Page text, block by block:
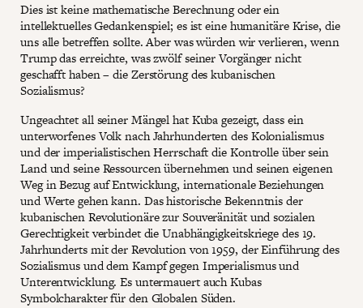
Dies ist keine mathematische Berechnung oder ein
intellektuelles Gedankenspiel; es ist eine humanitäre Krise, die
uns alle betreffen sollte. Aber was würden wir verlieren, wenn
Trump das erreichte, was zwölf seiner Vorgänger nicht
geschafft haben – die Zerstörung des kubanischen
Sozialismus?
Ungeachtet all seiner Mängel hat Kuba gezeigt, dass ein
unterworfenes Volk nach Jahrhunderten des Kolonialismus
und der imperialistischen Herrschaft die Kontrolle über sein
Land und seine Ressourcen übernehmen und seinen eigenen
Weg in Bezug auf Entwicklung, internationale Beziehungen
und Werte gehen kann. Das historische Bekenntnis der
kubanischen Revolutionäre zur Souveränität und sozialen
Gerechtigkeit verbindet die Unabhängigkeitskriege des 19.
Jahrhunderts mit der Revolution von 1959, der Einführung des
Sozialismus und dem Kampf gegen Imperialismus und
Unterentwicklung. Es untermauert auch Kubas
Symbolcharakter für den Globalen Süden.